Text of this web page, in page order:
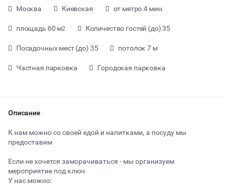
Москва Киевская от метро 4 мин.
площадь 60 м2 Количество гостей (до) 35
Посадочных мест (до) 35 потолок 7 м
Частная парковка Городская парковка
Описание
К нам можно со своей едой и напитками, а посуду мы
предоставим
Если не хочется заморачиваться - мы организуем
мероприятие под ключ
У нас можно:
Тип мероприятия